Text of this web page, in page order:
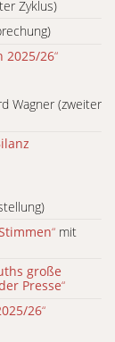
Zyklus)
2025/26“
Wagner (zweiter
“ mit
große
Presse“
26“